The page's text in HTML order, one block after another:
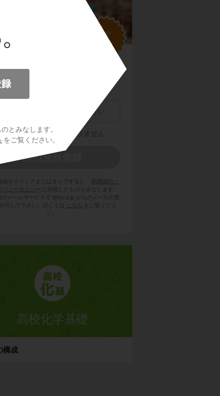
とみなします。
をご覧ください。
録をクリックまたはタップすると、
利用規約・
バシーポリシー
に同意したものとみなします。
のメールサービスで @try-it.jp からのメールの受
許可して下さい。詳しくは
こちら
をご覧くださ
い。
高校化学基礎
構成